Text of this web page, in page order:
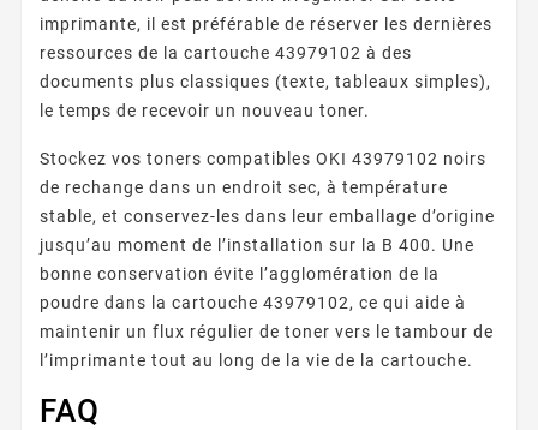
imprimante, il est préférable de réserver les dernières
ressources de la cartouche 43979102 à des
documents plus classiques (texte, tableaux simples),
le temps de recevoir un nouveau toner.
Stockez vos toners compatibles OKI 43979102 noirs
de rechange dans un endroit sec, à température
stable, et conservez-les dans leur emballage d’origine
jusqu’au moment de l’installation sur la B 400. Une
bonne conservation évite l’agglomération de la
poudre dans la cartouche 43979102, ce qui aide à
maintenir un flux régulier de toner vers le tambour de
l’imprimante tout au long de la vie de la cartouche.
FAQ